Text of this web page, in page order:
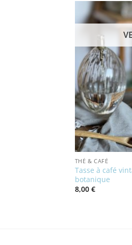
THÉ & CAFÉ
Tasse à café
botanique
8,00 €